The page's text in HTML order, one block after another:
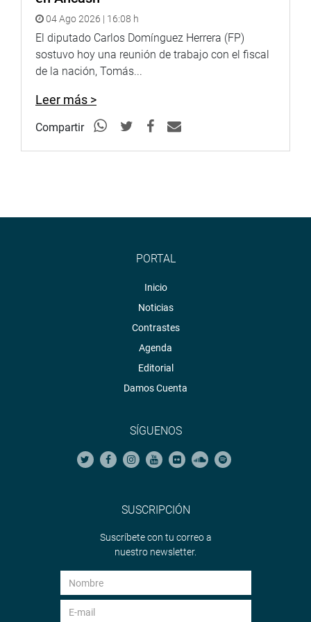
Celular: 936606524
04 Ago 2026 | 16:08 h
El diputado Carlos Domínguez Herrera (FP)
sostuvo hoy una reunión de trabajo con el fiscal
de la nación, Tomás...
Leer más >
Compartir
PORTAL
Inicio
Noticias
Contrastes
Agenda
Editorial
Damos Cuenta
SÍGUENOS
SUSCRIPCIÓN
Suscríbete con tu correo a
nuestro newsletter.